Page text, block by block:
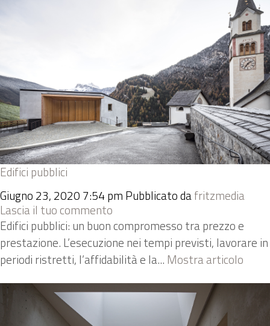
Edifici pubblici
Giugno 23, 2020 7:54 pm Pubblicato dafritzmedia
Lascia il tuo commento
Edifici pubblici: un buon compromesso tra prezzo e
prestazione. L’esecuzione nei tempi previsti, lavorare in
periodi ristretti, l’affidabilità e la... Mostra articolo